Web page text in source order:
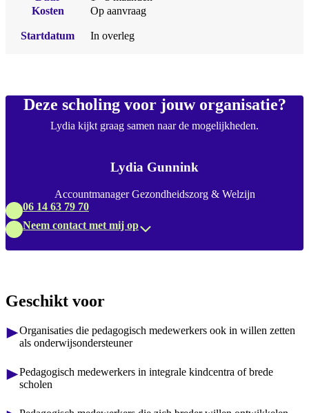
Kosten
Op aanvraag
Startdatum In overleg
Deze scholing voor jouw organisatie?
Lydia kijkt graag samen naar de mogelijkheden.
Lydia Gunnink
Accountmanager Gezondheidszorg & Welzijn
06 14 63 79 70
Neem contact met mij op
Geschikt voor
Organisaties die pedagogisch medewerkers ook in willen zetten
als onderwijsondersteuner
Pedagogisch medewerkers in integrale kindcentra of brede
scholen